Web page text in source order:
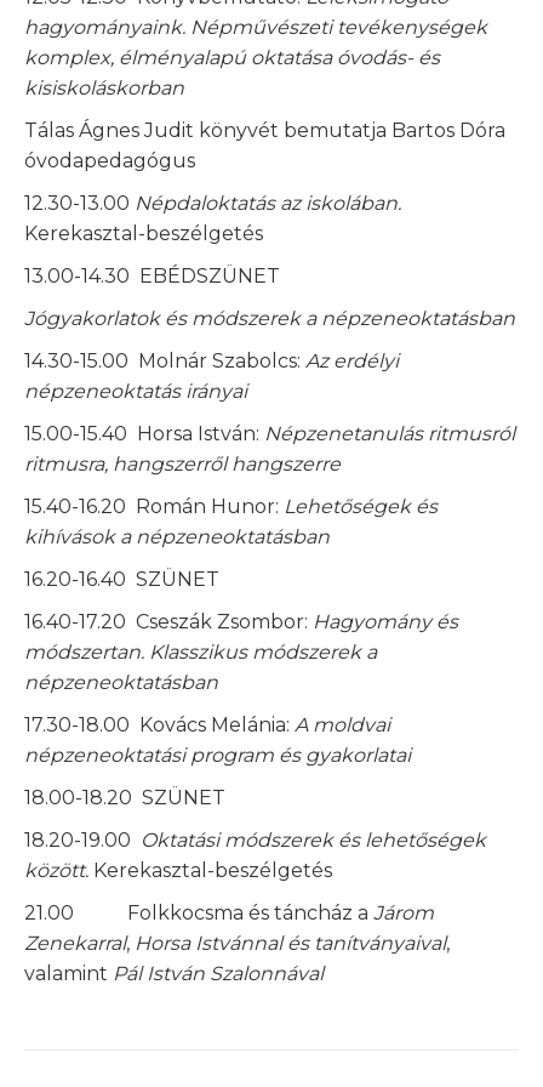
hagyományaink. Népművészeti tevékenységek
komplex, élményalapú oktatása óvodás- és
kisiskoláskorban
Tálas Ágnes Judit könyvét bemutatja Bartos Dóra
óvodapedagógus
12.30-13.00 Népdaloktatás az iskolában.
Kerekasztal-beszélgetés
13.00-14.30 EBÉDSZÜNET
Jógyakorlatok és módszerek a népzeneoktatásban
14.30-15.00 Molnár Szabolcs: Az erdélyi
népzeneoktatás irányai
15.00-15.40 Horsa István: Népzenetanulás ritmusról
ritmusra, hangszerről hangszerre
15.40-16.20 Román Hunor: Lehetőségek és
kihívások a népzeneoktatásban
16.20-16.40 SZÜNET
16.40-17.20 Cseszák Zsombor: Hagyomány és
módszertan. Klasszikus módszerek a
népzeneoktatásban
17.30-18.00 Kovács Melánia: A moldvai
népzeneoktatási program és gyakorlatai
18.00-18.20 SZÜNET
18.20-19.00 Oktatási módszerek és lehetőségek
között. Kerekasztal-beszélgetés
21.00 Folkkocsma és táncház a Járom
Zenekarral, Horsa Istvánnal és tanítványaival,
valamint Pál István Szalonnával